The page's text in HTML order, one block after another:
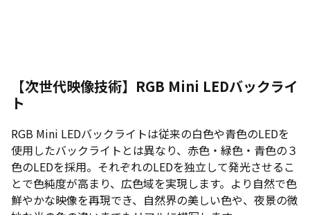
【次世代映像技術】RGB Mini LEDバックライ
ト
RGB Mini LEDバックライトは従来の白色や青色のLEDを
使用したバックライトとは異なり、赤色・緑色・青色の３
色のLEDを採用。それぞれのLEDを独立して発光させるこ
とで色純度が高まり、広色域を実現します。より自然で色
鮮やかな映像を再現でき、自然界の美しい色や、夜景の微